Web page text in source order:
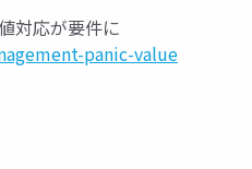
対応が要件に
panic-value